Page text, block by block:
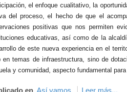
el enfoque cualitativo, la
del proceso, el hecho de que el
positivas que nos permiten
educativas, así como de la
de este nueva experiencia en el
en temas de infraestructura, sino de
y comunidad, aspecto fundamental
en Así vamos Leer más...